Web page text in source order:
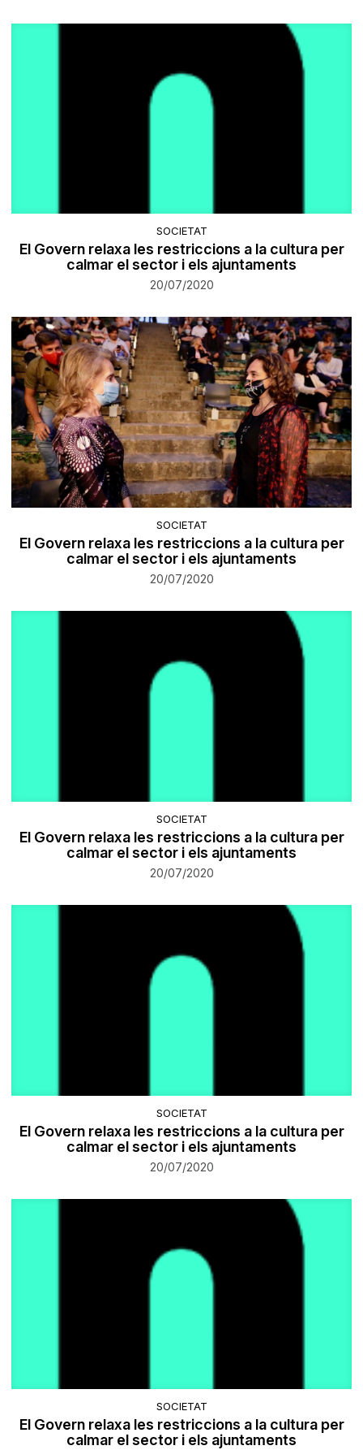
SOCIETAT
El Govern relaxa les restriccions a la cultura per
calmar el sector i els ajuntaments
20/07/2020
SOCIETAT
El Govern relaxa les restriccions a la cultura per
calmar el sector i els ajuntaments
20/07/2020
SOCIETAT
El Govern relaxa les restriccions a la cultura per
calmar el sector i els ajuntaments
20/07/2020
SOCIETAT
El Govern relaxa les restriccions a la cultura per
calmar el sector i els ajuntaments
20/07/2020
SOCIETAT
El Govern relaxa les restriccions a la cultura per
calmar el sector i els ajuntaments